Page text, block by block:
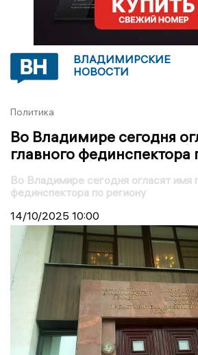
ВЛАДИМИРСКИЕ
НОВОСТИ
Политика
Во Владимире сегодня
главного фединспектора
Во Владимире сегодня огласят имя
фединспектора по региону
14/10/2025 10:00